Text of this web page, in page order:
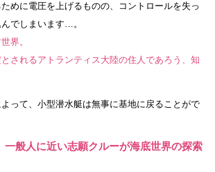
めに電圧を上げるものの、コントロールを失っ
でしまいます…。
界。
されるアトランティス大陸の住人であろう、知
って、小型潜水艇は無事に基地に戻ることがで
般人に近い志願クルーが海底世界の探索